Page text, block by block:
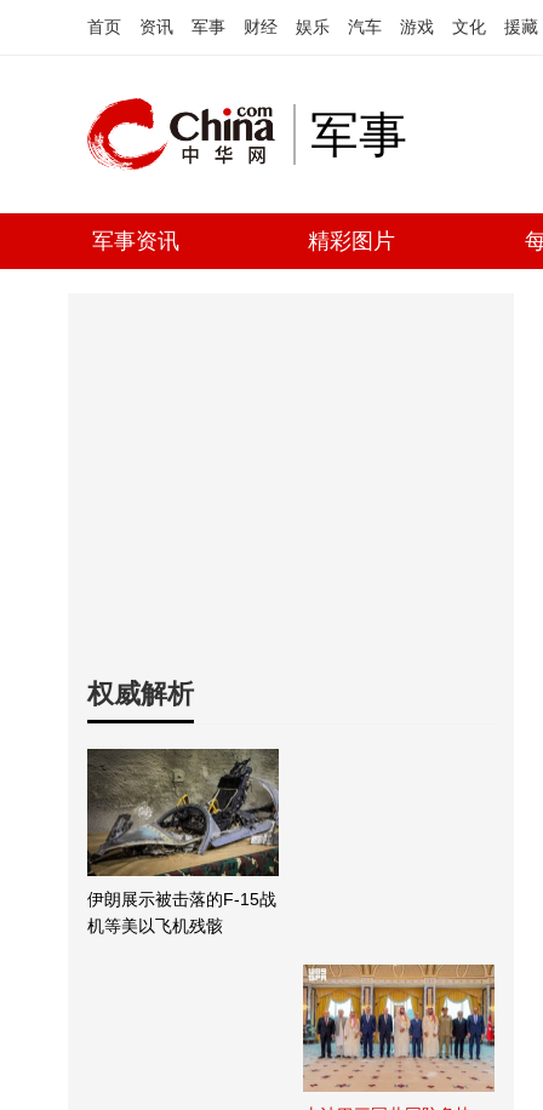
首页 资讯 军事 财经 娱乐 汽车 游戏 文化 援藏
军事
军事资讯 精彩图片
权威解析
伊朗展示被击落的F-15战
机等美以飞机残骸